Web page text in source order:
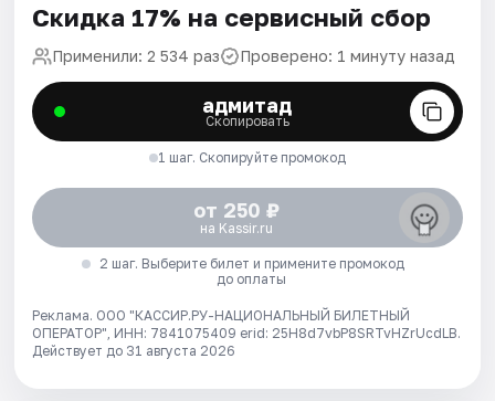
Скидка 17% на сервисный сбор
Применили: 2 534 раз Проверено: 1 минуту назад
адмитад
Скопировать
1 шаг. Скопируйте промокод
от 250 ₽
на Kassir.ru
2 шаг. Выберите билет и примените промокод
до оплаты
Реклама. ООО "КАССИР.РУ-НАЦИОНАЛЬНЫЙ БИЛЕТНЫЙ
ОПЕРАТОР", ИНН: 7841075409 erid: 25H8d7vbP8SRTvHZrUcdLB.
Действует до 31 августа 2026